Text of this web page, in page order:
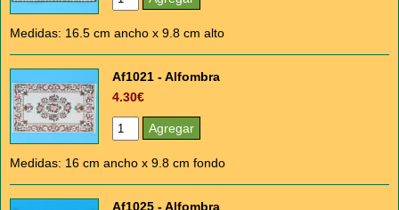
Medidas: 16.5 cm ancho x 9.8 cm alto
Af1021 - Alfombra
4.30€
Medidas: 16 cm ancho x 9.8 cm fondo
Af1025 - Alfombra